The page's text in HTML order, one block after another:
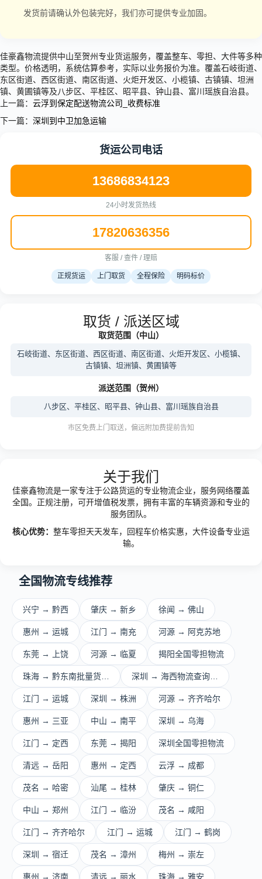
发货前请确认外包装完好，我们亦可提供专业加固。
佳豪鑫物流提供中山至贺州专业货运服务，覆盖整车、零担、大件等多种
类型。价格透明，系统估算参考，实际以业务报价为准。覆盖石岐街道、
东区街道、西区街道、南区街道、火炬开发区、小榄镇、古镇镇、坦洲
镇、黄圃镇等及八步区、平桂区、昭平县、钟山县、富川瑶族自治县。
上一篇： 云浮到保定配送物流公司_收费标准
下一篇： 深圳到中卫加急运输
货运公司电话
13686834123
24小时发货热线
17820636356
客服 / 查件 / 理赔
正规货运 上门取货 全程保险 明码标价
取货 / 派送区域
取货范围（中山）
石岐街道、东区街道、西区街道、南区街道、火炬开发区、小榄镇、
古镇镇、坦洲镇、黄圃镇等
派送范围（贺州）
八步区、平桂区、昭平县、钟山县、富川瑶族自治县
市区免费上门取送，偏远附加费提前告知
关于我们
佳豪鑫物流是一家专注于公路货运的专业物流企业，服务网络覆盖
全国。正规注册，可开增值税发票，拥有丰富的车辆资源和专业的
服务团队。
核心优势： 整车零担天天发车，回程车价格实惠，大件设备专业运
输。
全国物流专线推荐
兴宁 → 黔西 肇庆 → 新乡 徐闻 → 佛山
惠州 → 运城 江门 → 南充 河源 → 阿克苏地
东莞 → 上饶 河源 → 临夏 揭阳全国零担物流
珠海 → 黔东南批量货… 深圳 → 海西物流查询…
江门 → 运城 深圳 → 株洲 河源 → 齐齐哈尔
惠州 → 三亚 中山 → 南平 深圳 → 乌海
江门 → 定西 东莞 → 揭阳 深圳全国零担物流
清远 → 岳阳 惠州 → 定西 云浮 → 成都
茂名 → 哈密 汕尾 → 桂林 肇庆 → 铜仁
中山 → 郑州 江门 → 临汾 茂名 → 咸阳
江门 → 齐齐哈尔 江门 → 运城 江门 → 鹤岗
深圳 → 宿迁 茂名 → 漳州 梅州 → 崇左
惠州 → 济南 清远 → 丽水 珠海 → 雅安